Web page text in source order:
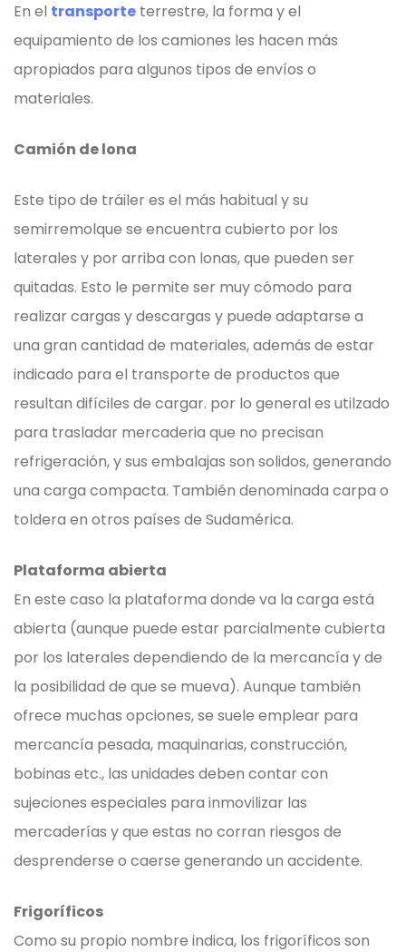
En el transporte terrestre, la forma y el
equipamiento de los camiones les hacen más
apropiados para algunos tipos de envíos o
materiales.
Camión de lona
Este tipo de tráiler es el más habitual y su
semirremolque se encuentra cubierto por los
laterales y por arriba con lonas, que pueden ser
quitadas. Esto le permite ser muy cómodo para
realizar cargas y descargas y puede adaptarse a
una gran cantidad de materiales, además de estar
indicado para el transporte de productos que
resultan difíciles de cargar. por lo general es utilzado
para trasladar mercaderia que no precisan
refrigeración, y sus embalajas son solidos, generando
una carga compacta. También denominada carpa o
toldera en otros países de Sudamérica.
Plataforma abierta
En este caso la plataforma donde va la carga está
abierta (aunque puede estar parcialmente cubierta
por los laterales dependiendo de la mercancía y de
la posibilidad de que se mueva). Aunque también
ofrece muchas opciones, se suele emplear para
mercancía pesada, maquinarias, construcción,
bobinas etc., las unidades deben contar con
sujeciones especiales para inmovilizar las
mercaderías y que estas no corran riesgos de
desprenderse o caerse generando un accidente.
Frigoríficos
Como su propio nombre indica, los frigoríficos son